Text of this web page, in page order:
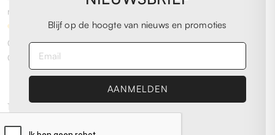
Blijf op de hoogte van nieuws en promoties
reviews
Our 4 and 5 star reviews.
Click here to read them all >
Previous
Next
11 May 2026